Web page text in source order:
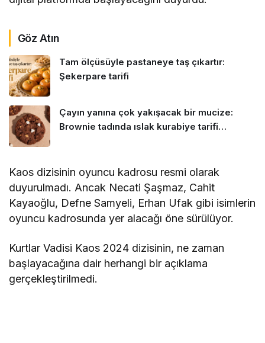
Göz Atın
Tam ölçüsüyle pastaneye taş çıkartır:
Şekerpare tarifi
Çayın yanına çok yakışacak bir mucize:
Brownie tadında ıslak kurabiye tarifi…
Kaos dizisinin oyuncu kadrosu resmi olarak
duyurulmadı. Ancak Necati Şaşmaz, Cahit
Kayaoğlu, Defne Samyeli, Erhan Ufak gibi isimlerin
oyuncu kadrosunda yer alacağı öne sürülüyor.
Kurtlar Vadisi Kaos 2024 dizisinin, ne zaman
başlayacağına dair herhangi bir açıklama
gerçekleştirilmedi.